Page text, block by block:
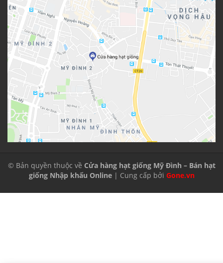
© Bản quyền thuộc về Cửa hàng hạt giống Mỹ Đình – Bán hạt
giống Nhập khẩu Online| Cung cấp bởi Gone.vn